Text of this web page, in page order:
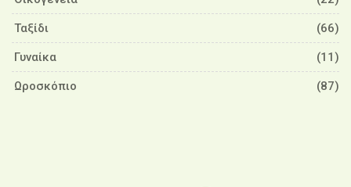
Ταξίδι (66)
Γυναίκα (11)
Ωροσκόπιο (87)